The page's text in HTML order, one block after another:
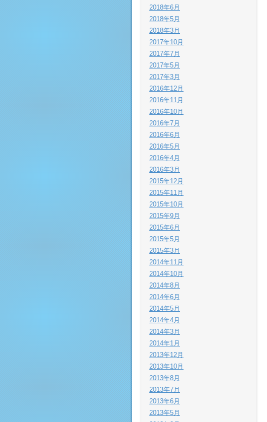
2018年6月
2018年5月
2018年3月
2017年10月
2017年7月
2017年5月
2017年3月
2016年12月
2016年11月
2016年10月
2016年7月
2016年6月
2016年5月
2016年4月
2016年3月
2015年12月
2015年11月
2015年10月
2015年9月
2015年6月
2015年5月
2015年3月
2014年11月
2014年10月
2014年8月
2014年6月
2014年5月
2014年4月
2014年3月
2014年1月
2013年12月
2013年10月
2013年8月
2013年7月
2013年6月
2013年5月